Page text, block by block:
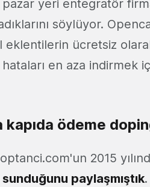
pazar yeri entegratör
söylüyor.
eklentilerin ücretsiz
en aza indirmek
kapıda ödeme
2015
paylaşmıştık